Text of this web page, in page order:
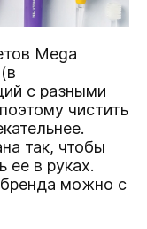
Mega
с разными
чистить
так, чтобы
ее в руках.
бренда можно с